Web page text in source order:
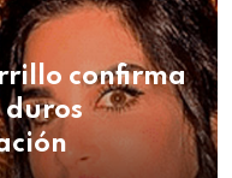
confirma
duros